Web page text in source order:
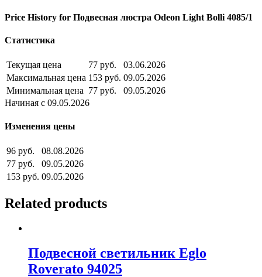
Price History for Подвесная люстра Odeon Light Bolli 4085/1
Статистика
Текущая цена 77 руб.
03.06.2026
Максимальная цена 153 руб. 09.05.2026
Минимальная цена 77 руб.
09.05.2026
Начиная с 09.05.2026
Изменения цены
96 руб.
08.08.2026
77 руб.
09.05.2026
153 руб. 09.05.2026
Related products
Подвесной светильник Eglo
Roverato 94025